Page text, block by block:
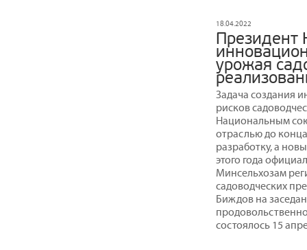
18.04.2022
урожая
Задача создания
рисков
Национальным
отраслью до
разработку, а
этого года
Минсельхозам
садоводческих
Биждов на
состоялось 15